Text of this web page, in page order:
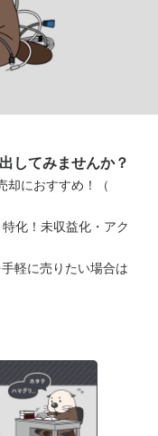
してみませんか？
却におすすめ！（
化！未収益化・アク
軽に売りたい場合は